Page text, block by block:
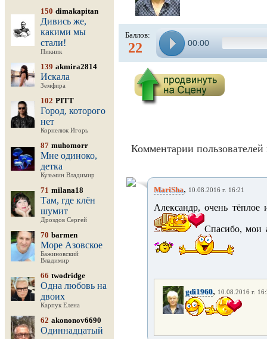
150 dimakapitan
Дивись же,
какими мы
стали!
Пикник
139 akmira2814
Искала
Земфира
102 PITT
Город, которого
нет
Корнелюк Игорь
87 muhomorr
Мне одиноко,
детка
Кузьмин Владимир
71 milana18
Там, где клён
шумит
Дроздов Сергей
70 barmen
Море Азовское
Бажиновский
Владимир
66 twodridge
Одна любовь на
двоих
Карпук Елена
62 akononov6690
Одиннадцатый
Баллов:
22 00:00
Комментарии пользователей
MariSha, 10.08.2016 г. 16:21
Александр, очень
Спасибо, мои
gdi1960, 10.08.2016 г.